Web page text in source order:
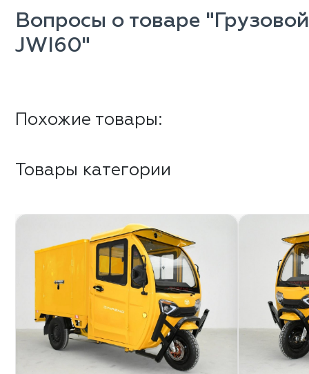
Вопросы о товаре
JWI60"
Похожие товары:
Товары категории